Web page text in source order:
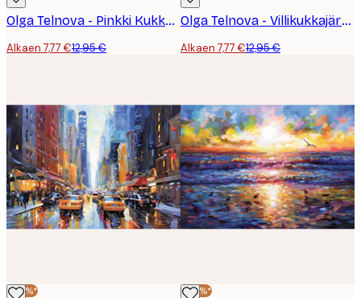
Olga Telnova - Pinkki Kukkamehiläinen Juliste
Alkaen 7,77 €12,95 €
Olga Telnova - Villikukkajärvi Juliste
Alkaen 7,77 €12,95 €
-40%* -40%*